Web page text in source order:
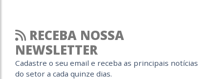
RECEBA NOSSA
NEWSLETTER
Cadastre o seu email e receba as principais notícias
do setor a cada quinze dias.